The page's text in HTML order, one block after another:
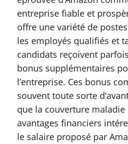
entreprise fiable et
offre une variété de
les employés qualifiés et
candidats reçoivent
bonus supplémentaires
l’entreprise. Ces bonus
souvent toute sorte
que la couverture maladie
avantages financiers
le salaire proposé par